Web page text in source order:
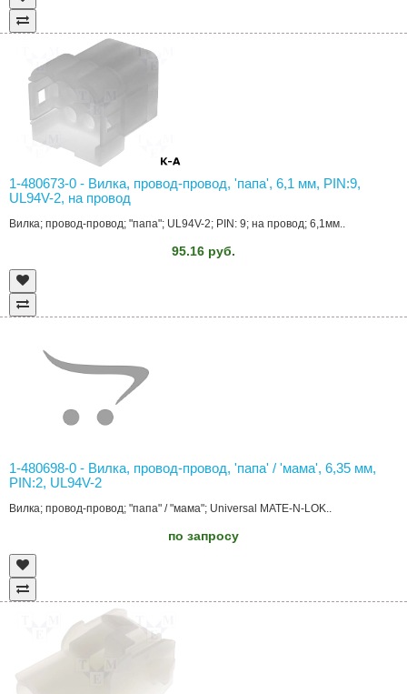
1-480673-0 - Вилка, провод-провод, 'папа', 6,1 мм, PIN:9,
UL94V-2, на провод
Вилка; провод-провод; "папа"; UL94V-2; PIN: 9; на провод; 6,1мм..
95.16 руб.
1-480698-0 - Вилка, провод-провод, 'папа' / 'мама', 6,35 мм,
PIN:2, UL94V-2
Вилка; провод-провод; "папа" / "мама"; Universal MATE-N-LOK..
по запросу